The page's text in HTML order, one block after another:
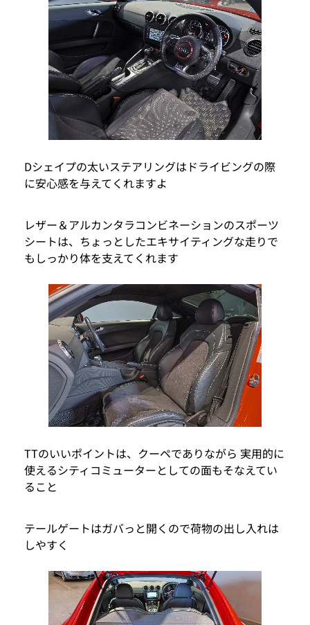
Dシェイプの太いステアリングはドライビングの際
に安心感を与えてくれますよ
レザー＆アルカンタラコンビネーションのスポーツ
シートは、ちょっとしたエキサイティングな走りで
もしっかり体を支えてくれます
TTのいいポイントは、クーペでありながら 実用的に
使えるシティコミューターとしての面もそなえてい
ること
テールゲートはガバっと開くので荷物の出し入れは
しやすく